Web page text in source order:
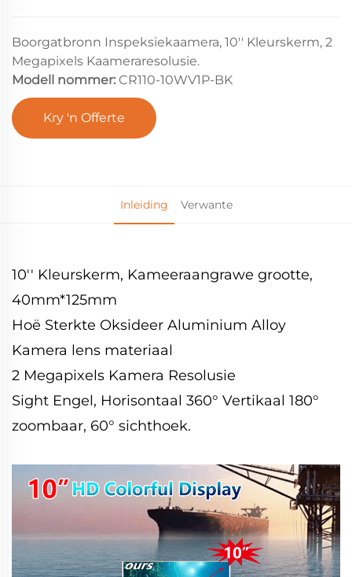
Boorgatbronn Inspeksiekaamera, 10'' Kleurskerm, 2
Megapixels Kaameraresolusie.
Modell nommer: CR110-10WV1P-BK
Kry 'n Offerte
Inleiding Verwante
10'' Kleurskerm, Kameeraangrawe grootte,
40mm*125mm
Hoë Sterkte Oksideer Aluminium Alloy
Kamera lens materiaal
2 Megapixels Kamera Resolusie
Sight Engel, Horisontaal 360° Vertikaal 180°
zoombaar, 60° sichthoek.